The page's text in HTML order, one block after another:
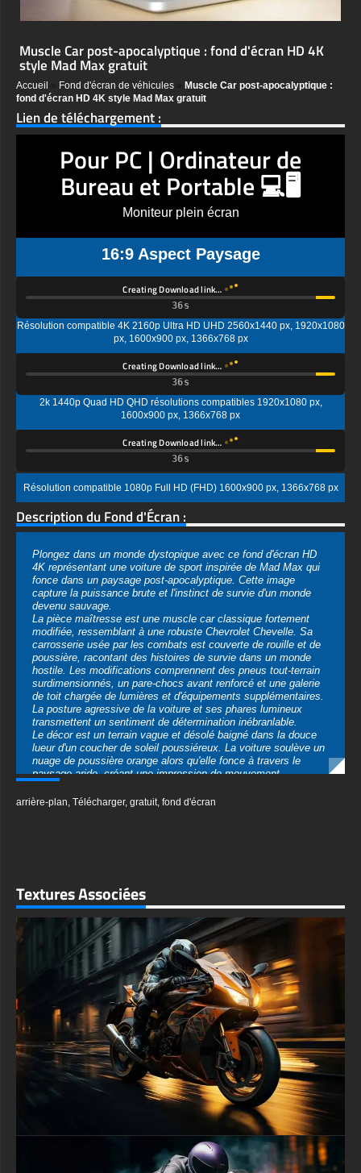
Muscle Car post-apocalyptique : fond d'écran HD 4K
style Mad Max gratuit
Accueil Fond d'écran de véhicules
Muscle Car post-apocalyptique :
fond d'écran HD 4K style Mad Max gratuit
Lien de téléchargement :
Pour PC | Ordinateur de
Bureau et Portable 💻🖥️
Moniteur plein écran
16:9 Aspect Paysage
Creating Download link…
Résolution compatible 4K 2160p Ultra HD UHD 2560x1440 px, 1920x1080
px, 1600x900 px, 1366x768 px
Creating Download link…
2k 1440p Quad HD QHD résolutions compatibles 1920x1080 px,
Creating Download link…
Résolution compatible 1080p Full HD (FHD) 1600x900 px, 1366x768 px
Description du Fond d'Écran :
Plongez dans un monde dystopique avec ce fond d'écran HD
4K représentant une voiture de sport inspirée de Mad Max qui
capture la puissance brute et l'instinct de survie d'un monde
devenu sauvage.
La pièce maîtresse est une muscle car classique fortement
modifiée, ressemblant à une robuste Chevrolet Chevelle. Sa
carrosserie usée par les combats est couverte de rouille et de
poussière, racontant des histoires de survie dans un monde
hostile. Les modifications comprennent des pneus tout-terrain
surdimensionnés, un pare-chocs avant renforcé et une galerie
de toit chargée de lumières et d'équipements supplémentaires.
La posture agressive de la voiture et ses phares lumineux
transmettent un sentiment de détermination inébranlable.
Le décor est un terrain vague et désolé baigné dans la douce
lueur d'un coucher de soleil poussiéreux. La voiture soulève un
nuage de poussière orange alors qu'elle fonce à travers le
paysage aride, créant une impression de mouvement
dynamique. En arrière-plan, on peut voir les vestiges d'une
civilisation oubliée, faisant allusion au monde d'autrefois.
Ce fond d'écran plaira aux fans de fiction post-apocalyptique,
apprécient les images audacieuses et pleines d'action.
textures-3d-gratuiteshd.com
arrière-plan,Télécharger ,gratuit,fond d'écran